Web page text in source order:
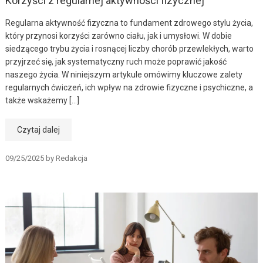
Regularna aktywność fizyczna to fundament zdrowego stylu życia,
który przynosi korzyści zarówno ciału, jak i umysłowi. W dobie
siedzącego trybu życia i rosnącej liczby chorób przewlekłych, warto
przyjrzeć się, jak systematyczny ruch może poprawić jakość
naszego życia. W niniejszym artykule omówimy kluczowe zalety
regularnych ćwiczeń, ich wpływ na zdrowie fizyczne i psychiczne, a
także wskażemy […]
Czytaj dalej
09/25/2025by Redakcja